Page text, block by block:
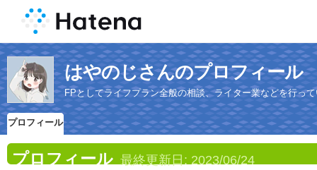
はやのじさんのプロフィール
FPとしてライフプラン全般の相談、ライター業などを行っ
プロフィール
プロフィール 最終更新日: 2023/06/24